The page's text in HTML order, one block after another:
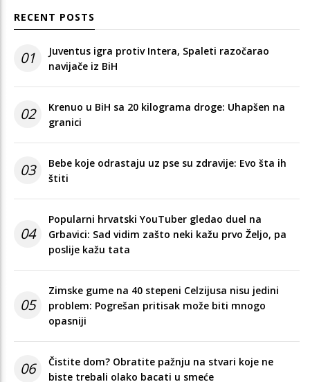
RECENT POSTS
01
Juventus igra protiv Intera, Spaleti razočarao
navijače iz BiH
02
Krenuo u BiH sa 20 kilograma droge: Uhapšen na
granici
03
Bebe koje odrastaju uz pse su zdravije: Evo šta ih
štiti
04
Popularni hrvatski YouTuber gledao duel na
Grbavici: Sad vidim zašto neki kažu prvo Željo, pa
poslije kažu tata
05
Zimske gume na 40 stepeni Celzijusa nisu jedini
problem: Pogrešan pritisak može biti mnogo
opasniji
06
Čistite dom? Obratite pažnju na stvari koje ne
biste trebali olako bacati u smeće